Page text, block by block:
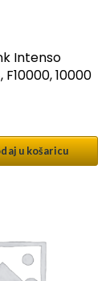
Intenso
10000
u košaricu